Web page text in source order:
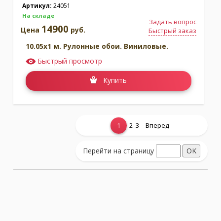
Артикул: 24051
На складе
Задать вопрос
Быстрый заказ
Цена 14900 руб.
10.05x1 м. Рулонные обои. Виниловые.
Быстрый просмотр
Купить
Показать еще...
1 2 3 Вперед
Перейти на страницу